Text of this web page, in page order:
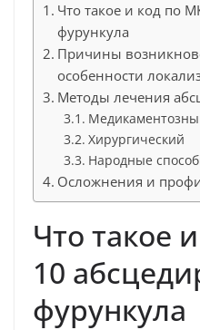
Что такое и код по
фурункула
Причины
особенности
Методы лечения
Хирургический
Народные
Осложнения и
Что такое
10
фурункула